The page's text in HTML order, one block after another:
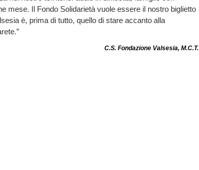
mese. Il Fondo Solidarietà vuole essere il nostro biglietto
è, prima di tutto, quello di stare accanto alla
C.S. Fondazione Valsesia, M.C.T.